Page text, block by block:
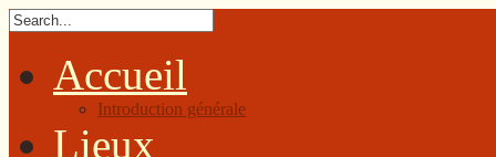
Accueil
Introduction générale
Lieux